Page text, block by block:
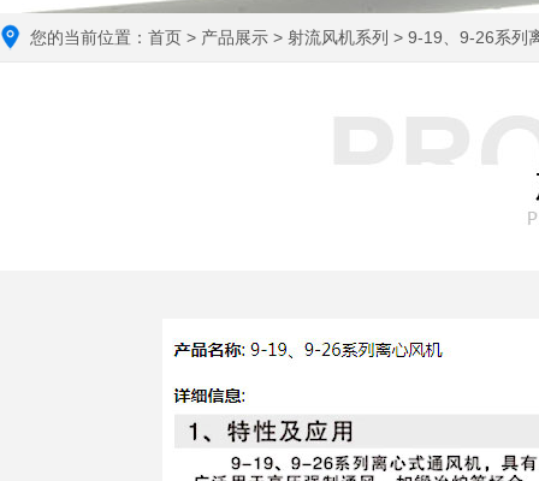
您的当前位置： 首页 > 产品展示 > 射流风机系列 > 9-19、9-26系列